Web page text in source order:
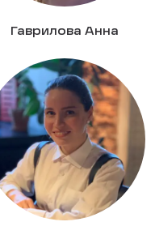
Гаврилова Анна